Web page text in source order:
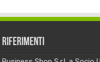
RIFERIMENTI